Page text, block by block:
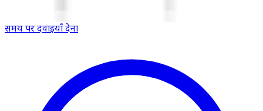
समय पर दवाइयाँ देना